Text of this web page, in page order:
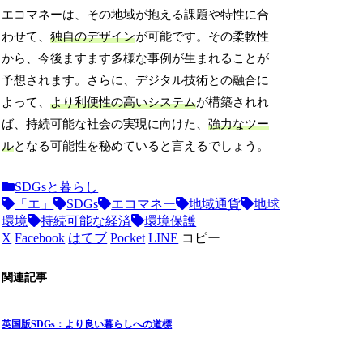
エコマネーは、その地域が抱える課題や特性に合
わせて、独自のデザインが可能です。その柔軟性
から、今後ますます多様な事例が生まれることが
予想されます。さらに、デジタル技術との融合に
よって、より利便性の高いシステムが構築されれ
ば、持続可能な社会の実現に向けた、強力なツー
ルとなる可能性を秘めていると言えるでしょう。
SDGsと暮らし
「エ」
SDGs エコマネー 地域通貨
地球
環境
持続可能な経済
環境保護
X Facebook はてブ Pocket LINE コピー
関連記事
英国版SDGs：より良い暮らしへの道標